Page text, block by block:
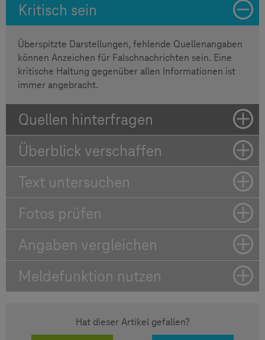
Kritisch sein
Überspitzte Darstellungen, fehlende Quellenangaben
können Anzeichen für Falschnachrichten sein. Eine
kritische Haltung gegenüber allen Informationen ist
immer angebracht.
Quellen hinterfragen
Überblick verschaffen
Text untersuchen
Fotos prüfen
Angaben vergleichen
Meldefunktion nutzen
Hat dieser Artikel gefallen?